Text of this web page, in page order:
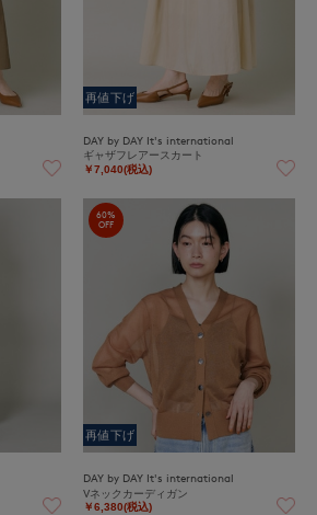
再値下げ
DAY by DAY It's international
ギャザフレアースカート
￥7,040(税込)
60%
OFF
再値下げ
DAY by DAY It's international
Vネックカーディガン
￥6,380(税込)